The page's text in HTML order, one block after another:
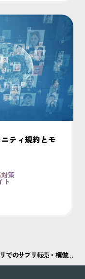
ティ規約とモ
策
ト
でのサプリ転売・模倣品
保護対策